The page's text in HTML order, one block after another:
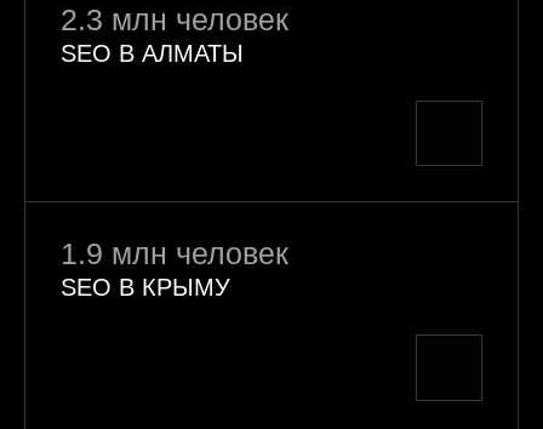
2.3 млн человек
SEO В АЛМАТЫ
1.9 млн человек
SEO В КРЫМУ